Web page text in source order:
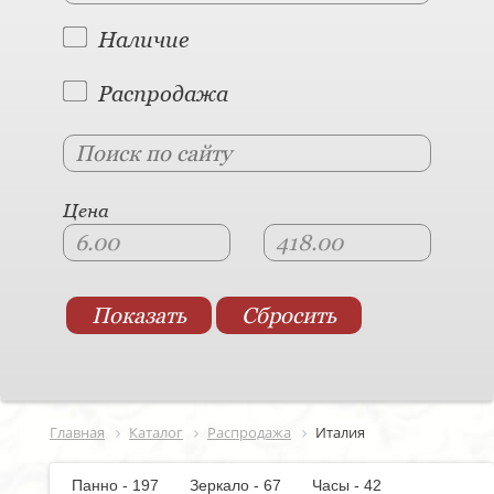
Наличие
Распродажа
Цена
Главная Каталог Распродажа Италия
Панно - 197 Зеркало - 67 Часы - 42